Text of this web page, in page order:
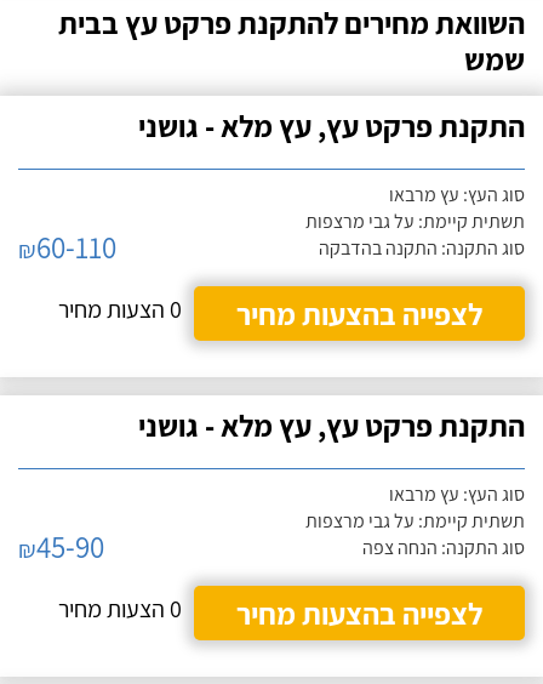
השוואת מחירים להתקנת פרקט עץ בבית
שמש
התקנת פרקט עץ, עץ מלא - גושני
סוג העץ: עץ מרבאו
תשתית קיימת: על גבי מרצפות
סוג התקנה: התקנה בהדבקה
₪60-110
לצפייה בהצעות מחיר
0 הצעות מחיר
התקנת פרקט עץ, עץ מלא - גושני
סוג העץ: עץ מרבאו
תשתית קיימת: על גבי מרצפות
סוג התקנה: הנחה צפה
₪45-90
לצפייה בהצעות מחיר
0 הצעות מחיר